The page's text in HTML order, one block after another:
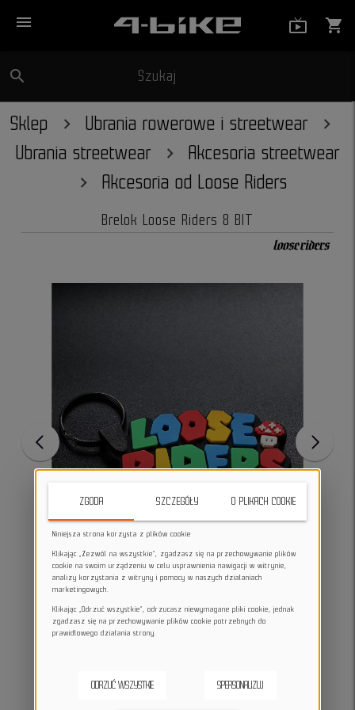
menu shopping_cart
search Szukaj
Sklep
Ubrania rowerowe i streetwear
Ubrania streetwear
Akcesoria streetwear
Akcesoria od Loose Riders
Brelok Loose Riders 8 BIT
ZGODA SZCZEGÓŁY O PLIKACH COOKIE
Niniejsza strona korzysta z plików cookie
Klikając „Zezwól na wszystkie”, zgadzasz się na przechowywanie plików
cookie na swoim urządzeniu w celu usprawnienia nawigacji w witrynie,
analizy korzystania z witryny i pomocy w naszych działaniach
marketingowych.
Klikając „Odrzuć wszystkie”, odrzucasz niewymagane pliki cookie, jednak
zgadzasz się na przechowywanie plików cookie potrzebnych do
prawidłowego działania strony.
ODRZUĆ WSZYSTKIE SPERSONALIZUJ